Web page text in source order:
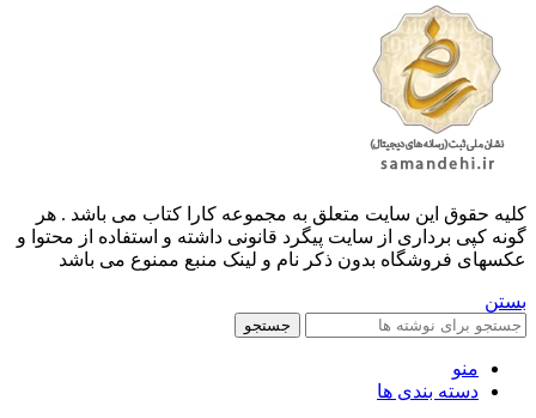
کليه حقوق اين سايت متعلق به مجموعه کارا کتاب می باشد . هر
گونه کپی برداری از سایت پیگرد قانونی داشته و استفاده از محتوا و
عکسهای فروشگاه بدون ذکر نام و لینک منبع ممنوع می باشد
بستن
جستجو
منو
دسته بندی ها